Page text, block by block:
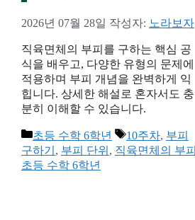
2026년 07월 28일 작성자: 노라보자
직육면체의 부피를 구하는 핵심 공
식을 배우고, 다양한 유형의 문제에
적용하며 부피 개념을 완벽하게 익
힙니다. 상세한 해설로 혼자서도 충
분히 이해할 수 있습니다.
카
테
고
초등 수학 6학년
태
그
10주차, 부피
구하기 , 부피 단위 , 직육면체의 부피
초등 수학 6학년